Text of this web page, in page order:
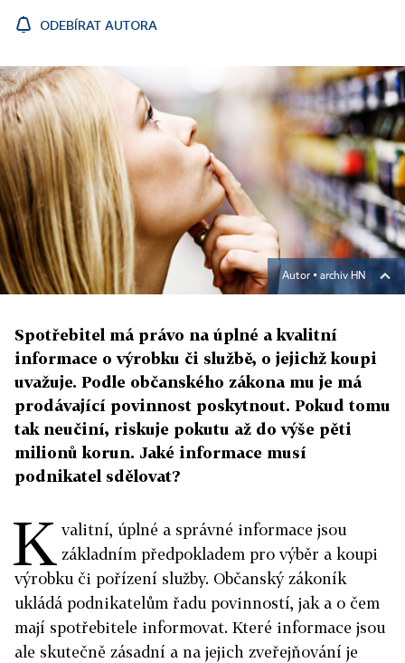
ODEBÍRAT AUTORA
Autor ▪ archiv HN
Spotřebitel má právo na úplné a kvalitní
informace o výrobku či službě, o jejichž koupi
uvažuje. Podle občanského zákona mu je má
prodávající povinnost poskytnout. Pokud tomu
tak neučiní, riskuje pokutu až do výše pěti
milionů korun. Jaké informace musí
podnikatel sdělovat?
K valitní, úplné a správné informace jsou
základním předpokladem pro výběr a koupi
výrobku či pořízení služby. Občanský zákoník
ukládá podnikatelům řadu povinností, jak a o čem
mají spotřebitele informovat. Které informace jsou
ale skutečně zásadní a na jejich zveřejňování je